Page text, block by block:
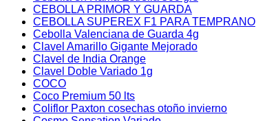
CEBOLLA PRIMOR Y GUARDA
CEBOLLA SUPEREX F1 PARA TEMPRANO
Cebolla Valenciana de Guarda 4g
Clavel Amarillo Gigante Mejorado
Clavel de India Orange
Clavel Doble Variado 1g
COCO
Coco Premium 50 lts
Coliflor Paxton cosechas otoño invierno